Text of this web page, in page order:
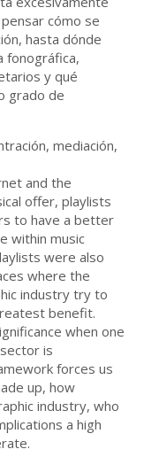
cómo se
hasta dónde
fonográfica,
y qué
grado de
mediación,
and the
offer, playlists
to have a better
within music
were also
where the
industry try to
benefit.
when one
is
forces us
up, how
industry, who
a high